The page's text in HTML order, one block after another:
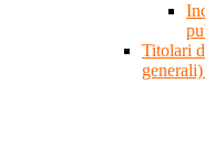
Titolari
generali)